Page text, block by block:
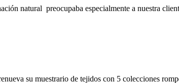
natural preocupaba especialmente a nuestra
su muestrario de tejidos con 5 colecciones